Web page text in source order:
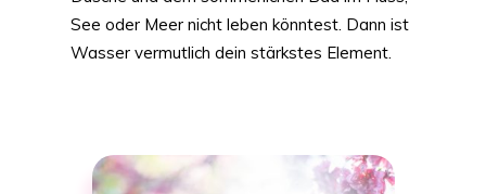
See oder Meer nicht leben könntest. Dann ist
Wasser vermutlich dein stärkstes Element.